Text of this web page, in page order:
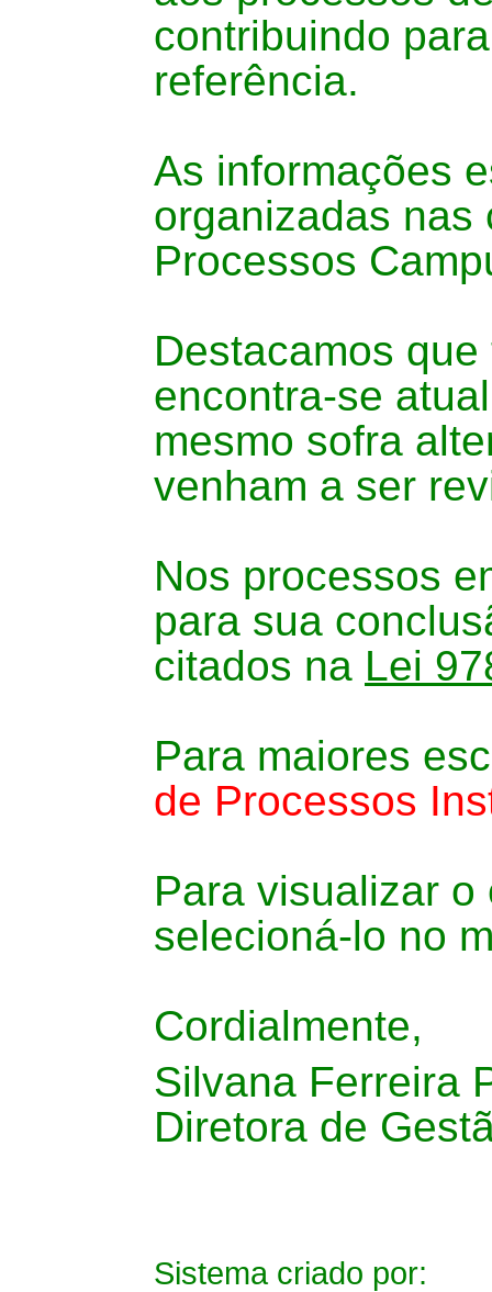
contribuindo
referência.
As informações
organizadas nas
Processos
Destacamos
encontra-se
mesmo sofra
venham a ser
Nos processos
para sua
citados na Lei
Para maiores
de Processos
Para visualizar
selecioná-lo no
Cordialmente,
Silvana Ferreira
Diretora de
Sistema criado por: